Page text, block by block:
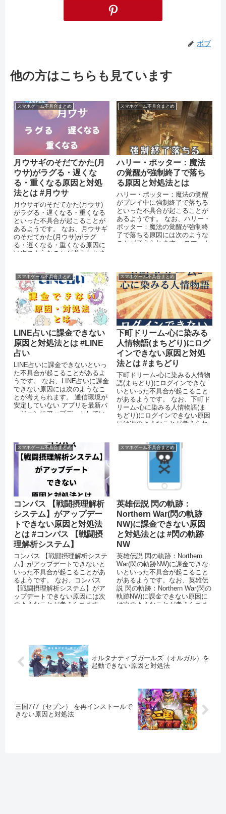
ボブ
他の方はこちらも見ています
スマホゲーム不具合まとめ
月ウサギのそだてかた(月
ウサ)がラグる・遅くな
る・重くなる原因と対処
法とは #月ウサ
月ウサギのそだてかた(月ウサ)
がラグる・遅くなる・重くなる
といった不具合が起こることが
あるようです。 なお、月ウサギ
のそだてかた(月ウサ)がラグ
る・遅くなる・重くなる原因に
は次のようなことが考えられま
スマホゲーム不具合まとめ
ハリー・ポッター：魔法
の覚醒が強制終了で落ち
る原因と対処法とは
ハリー・ポッター：魔法の覚醒
がプレイ中に強制終了で落ちる
といった不具合が起こることが
あるようです。 なお、ハリー・
ポッター：魔法の覚醒が強制終
了で落ちる原因には次のような
ことが考えられます。 スマート
スマホゲーム不具合まとめ
LINE占いに課金できない
原因と対処法とは #LINE
占い
LINE占いに課金できないといっ
た不具合が起こることがあるよ
うです。 なお、LINE占いに課金
できない原因には次のようなこ
とが考えられます。 通信環境が
安定していない アプリを最新バ
ージョンにアップデートしてい
スマホゲーム不具合まとめ
下町ドリーム-心に染みる
人情物語(まちどり)にログ
インできない原因と対処
法とは #まちどり
下町ドリーム-心に染みる人情物
語(まちどり)にログインできな
いといった不具合が起こること
があるようです。 なお、下町ド
リーム-心に染みる人情物語(ま
ちどり)にログインできない原因
には次のようなことが考えられ
スマホゲーム不具合まとめ
コンパス 【戦闘摂理解析
システム】がアップデー
トできない原因と対処法
とは #コンパス 【戦闘摂
理解析システム】
コンパス 【戦闘摂理解析システ
ム】がアップデートできないと
いった不具合が起こることがあ
るようです。 なお、コンパス
【戦闘摂理解析システム】がア
ップデートできない原因には次
のようなことが考えられます。
スマホゲーム不具合まとめ
英雄伝説 閃の軌跡：
Northern War(閃の軌跡
NW)に課金できない原因
と対処法とは #閃の軌跡
NW
英雄伝説 閃の軌跡：Northern
War(閃の軌跡NW)に課金できな
いといった不具合が起こること
があるようです。なお、英雄伝
説 閃の軌跡：Northern War(閃の
軌跡NW)に課金できない原因に
は次のようなことが考えられま
オルタナティブガールズ（オルガル）を
起動できない原因と対処法
三国777（セブン） を再インストールで
きない原因と対処法